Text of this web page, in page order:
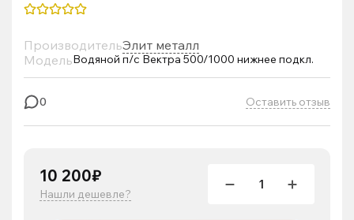
ПроизводительЭлит металл
МодельВодяной п/с Вектра 500/1000 нижнее подкл.
0 Оставить отзыв
10 200₽
Нашли дешевле?